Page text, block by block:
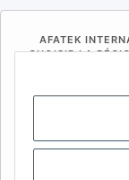
AFATEK
CHOISIR LA